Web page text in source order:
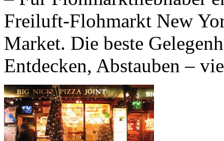
Freiluft-Flohmarkt New
Market. Die beste
Entdecken, Abstauben –